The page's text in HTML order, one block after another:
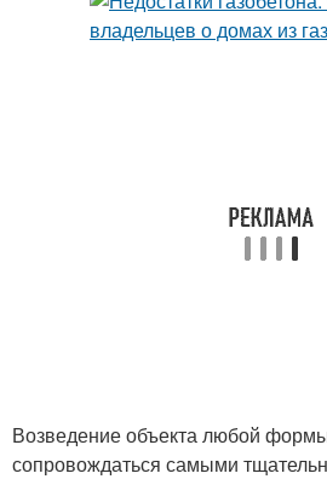
Возведение объекта любой
сопровождаться самыми